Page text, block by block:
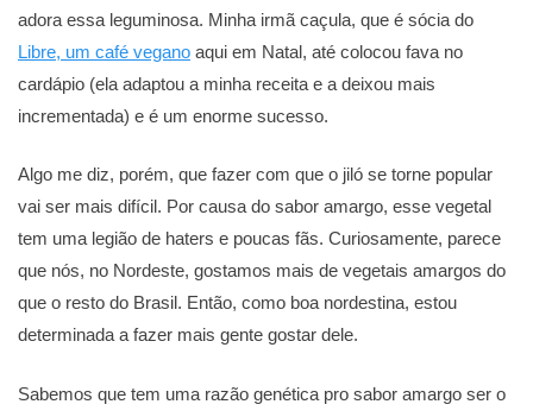
adora essa leguminosa. Minha irmã caçula, que é sócia do
Libre, um café vegano aqui em Natal, até colocou fava no
cardápio (ela adaptou a minha receita e a deixou mais
incrementada) e é um enorme sucesso.
Algo me diz, porém, que fazer com que o jiló se torne popular
vai ser mais difícil. Por causa do sabor amargo, esse vegetal
tem uma legião de haters e poucas fãs. Curiosamente, parece
que nós, no Nordeste, gostamos mais de vegetais amargos do
que o resto do Brasil. Então, como boa nordestina, estou
determinada a fazer mais gente gostar dele.
Sabemos que tem uma razão genética pro sabor amargo ser o